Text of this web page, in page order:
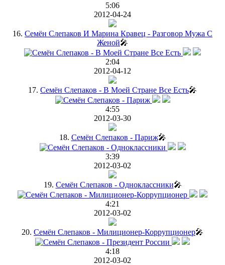
5:06
2012-04-24
16. Семён Слепаков И Марина Кравец - Разговор Мужа С
Женой🎤
2:04
2012-04-12
17. Семён Слепаков - В Моей Стране Все Есть🎤
4:55
2012-03-30
18. Семён Слепаков - Париж🎤
3:39
2012-03-02
19. Семён Слепаков - Одноклассники🎤
4:21
2012-03-02
20. Семён Слепаков - Милиционер-Коррупционер🎤
4:18
2012-03-02